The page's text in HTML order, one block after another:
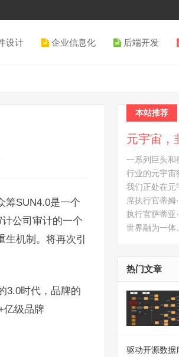
设计 企业信息化 后端开发
筹SUN4.0是一个
公司审计的一个
机制。将再次引
3.0时代，品牌的
亿级品牌
本站推荐
元宇宙，
一系列巨头和
行业的元宇宙
我们正处在元
席执行官蒂姆
执行官萨蒂亚
世界融为一
热门文章
驱动开源数据